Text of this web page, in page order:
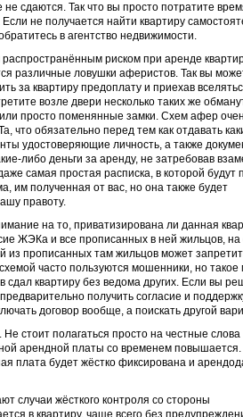
сдаются. Так что вы просто потратите
Если не получается найти квартиру
в агентство недвижимости.
риском при аренде
различные ловушки аферистов. Так вы
за квартиру предоплату и приехав
возле двери несколько таких же
просто поменянные замки. Схем афер
что обязательно перед тем как отдавать
удостоверяющие личность, а также
либо деньги за аренду, не затребовав
самая простая расписка, в которой будут
им полученная от вас, но она также будет
правоту.
на то, приватизирована ли данная
ЖЭКа и все прописанных в ней жильцов, на
из прописанных там жильцов может
часто пользуются мошенники, но
квартиру без ведома других. Если вы
получить согласие и
договор вообще, а поискать другой
стоит полагаться просто на честные слова
арендной платы со временем повышается.
плата будет жёстко фиксирована и
случаи жёсткого контроля со стороны
в квартиру, чаще всего без